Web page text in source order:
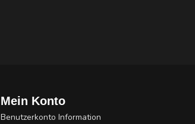
Mein Konto
Benutzerkonto Information